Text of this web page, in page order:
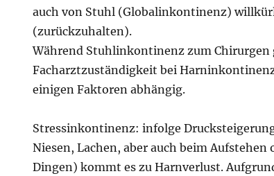
auch von Stuhl (Globalinkontinenz)
(zurückzuhalten).
Während Stuhlinkontinenz zum Chirurgen
Facharztzuständigkeit bei
einigen Faktoren abhängig.
Stressinkontinenz: infolge
Niesen, Lachen, aber auch beim Aufstehen
Dingen) kommt es zu Harnverlust.